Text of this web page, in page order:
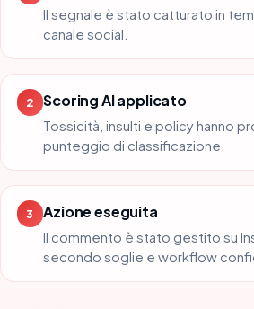
Il segnale è stato catturato in
canale social.
2 Scoring AI applicato
Tossicità, insulti e policy hanno
punteggio di classificazione.
3 Azione eseguita
Il commento è stato gestito su
secondo soglie e workflow